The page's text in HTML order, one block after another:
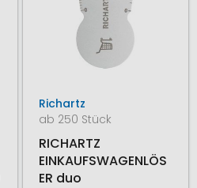
Richartz
ab 250 Stück
RICHARTZ
EINKAUFSWAGENLÖS
ER duo